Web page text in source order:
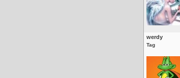
werdy
Tag